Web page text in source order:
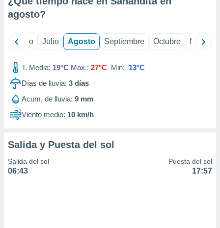
e
publicidad
publicidad
de
agosto?
Junio Julio Agosto Septiembre Octubre
T. Media: 19°C Max.: 27°C Min: 13°C
Días de lluvia: 3 días
Acum. de lluvia: 9 mm
Viento medio: 10 km/h
Salida y Puesta del sol
Salida del sol
06:43
Puesta del sol
17:57